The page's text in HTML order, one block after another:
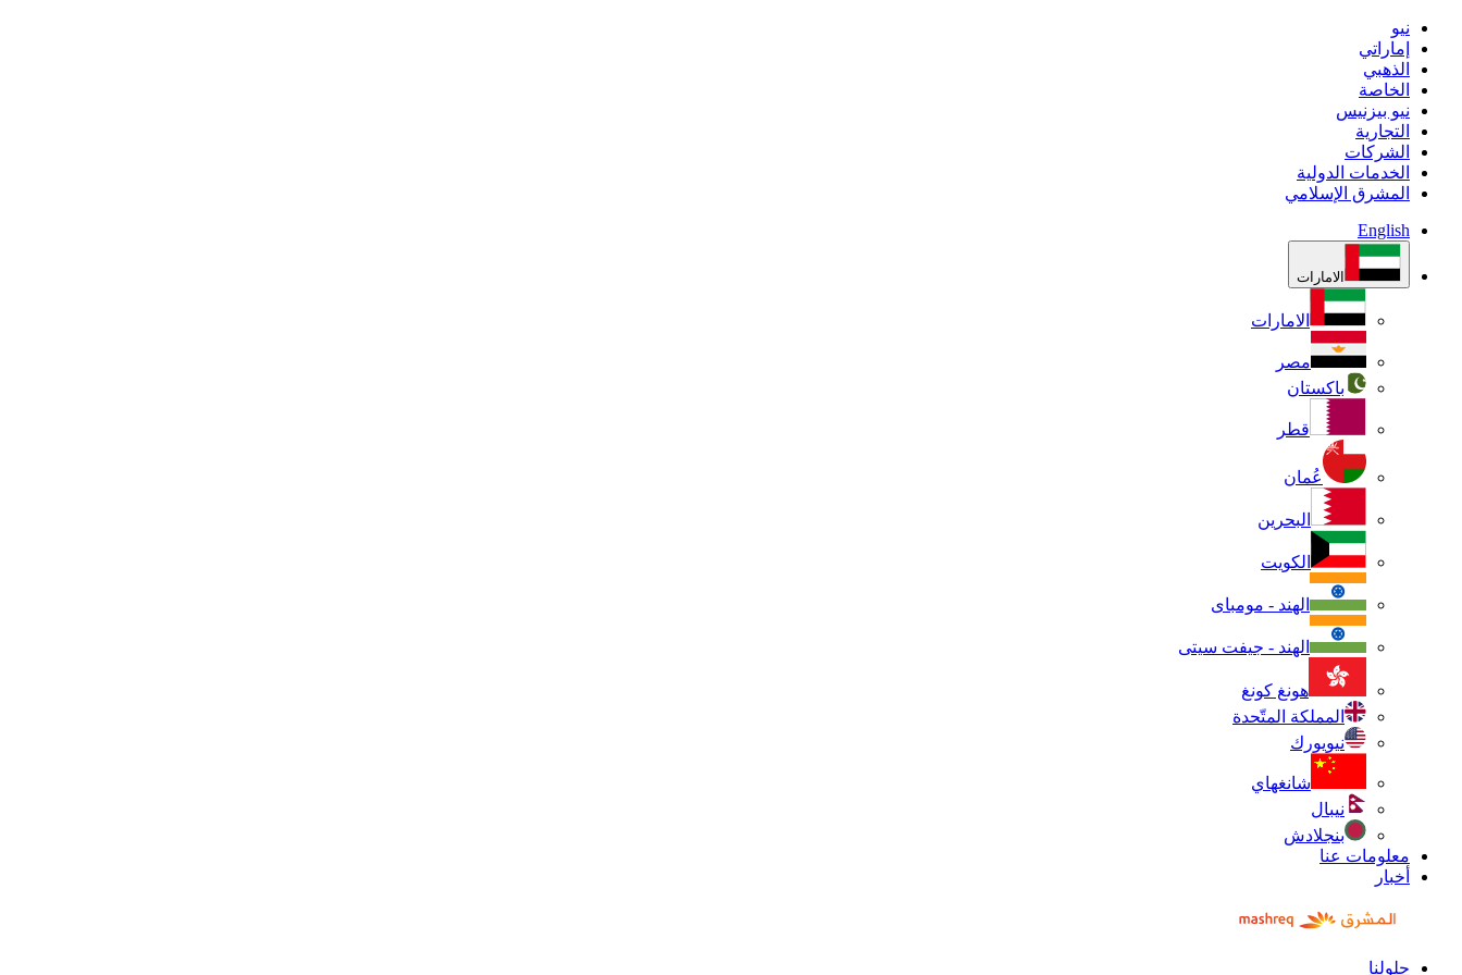
نيو
إماراتي
الذهبي
الخاصة
نيو بيزنيس
التجارية
الشركات
الخدمات الدولية
المشرق الإسلامي
English
الامارات
الامارات
مصر
باكستان
قطر
عُمان
البحرين
الكويت
الهند - مومباى
الهند - جيفت سيتى
هونغ كونغ
المملكة المتّحدة
نيويورك
شانغهاي
نيبال
بنجلادش
معلومات عنا
أخبار
حلولنا